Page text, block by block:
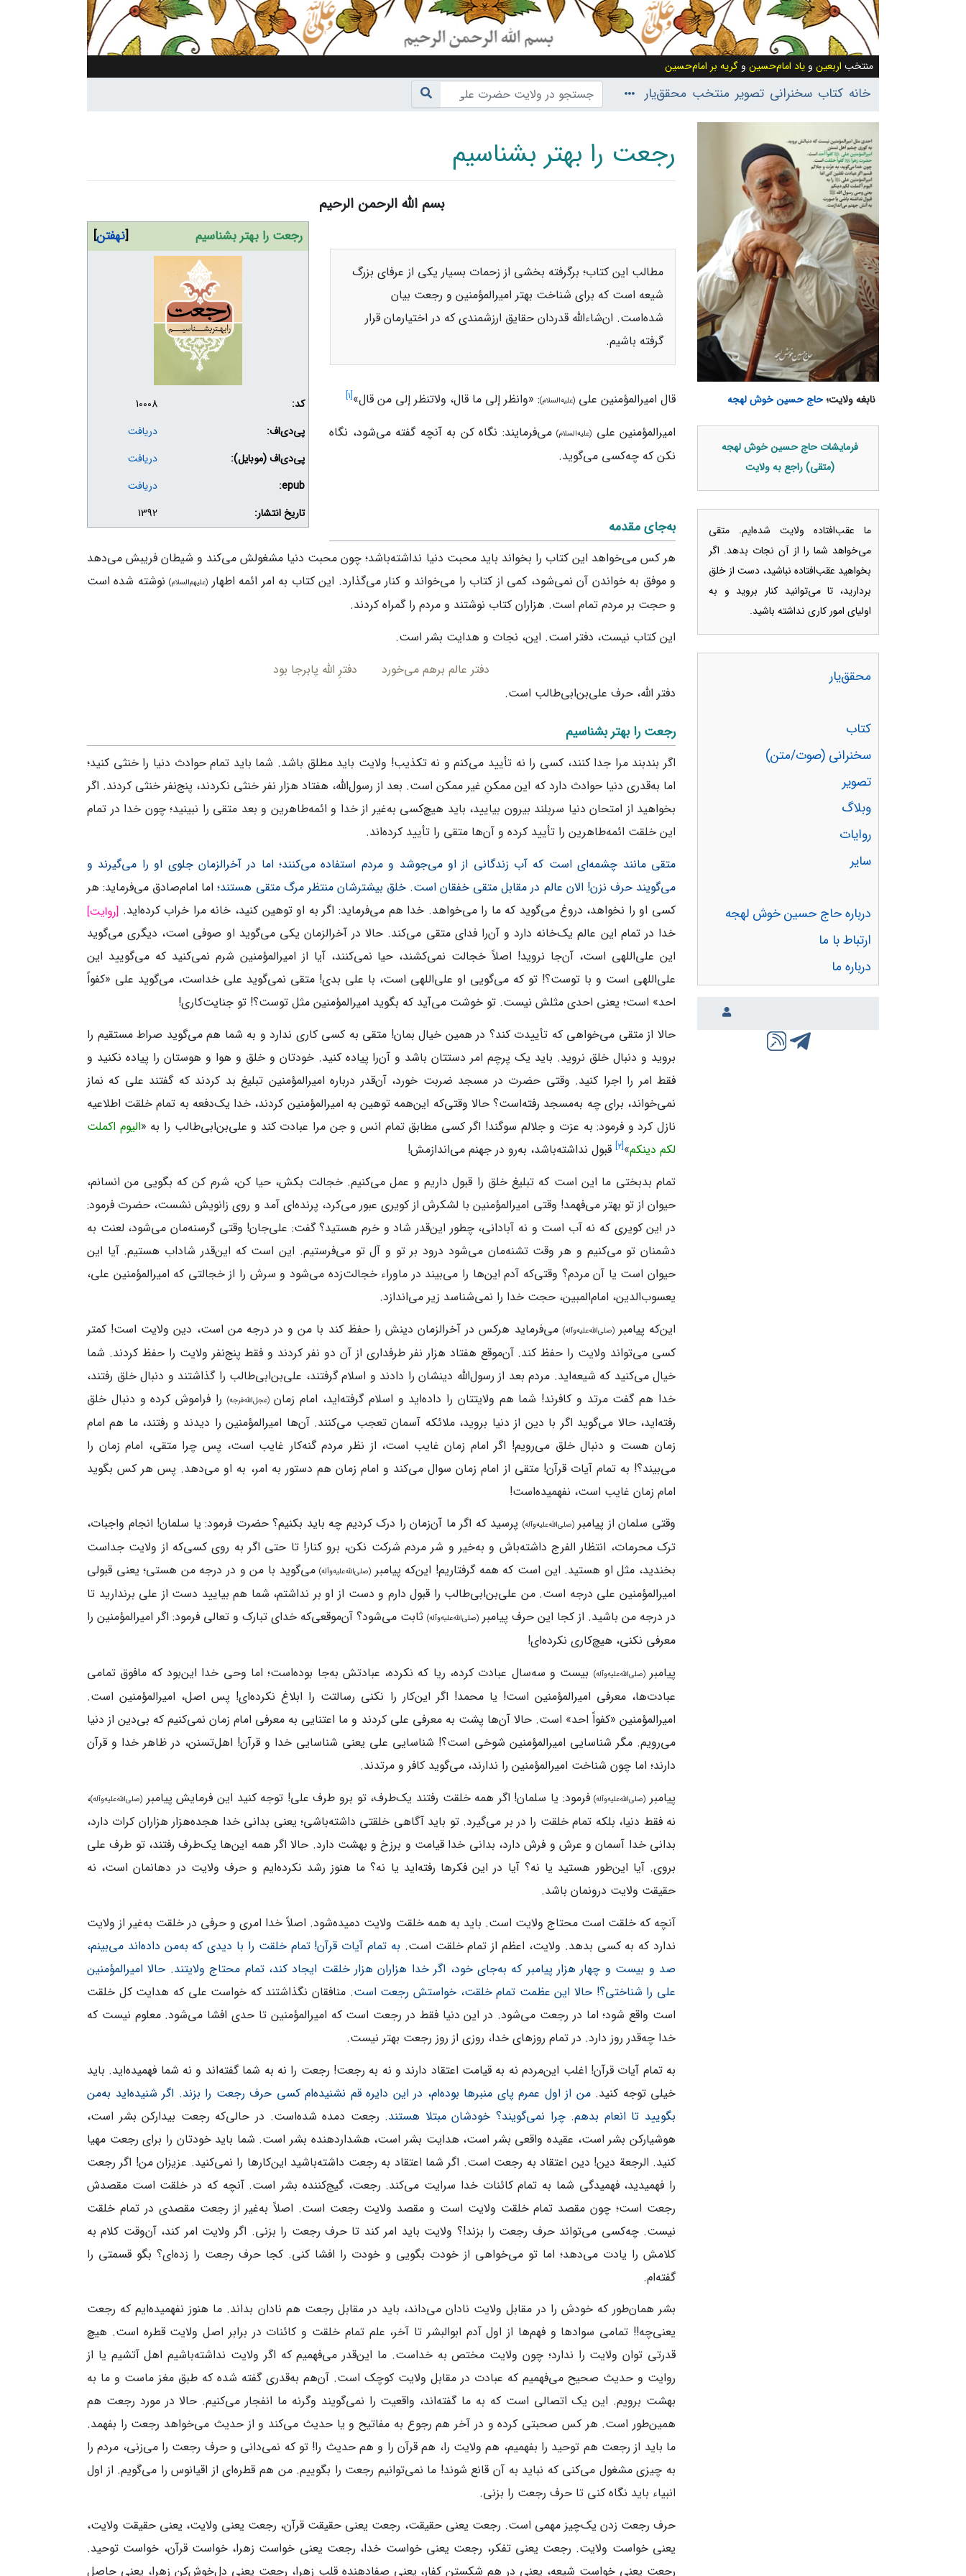
منتخب اربعین و یاد امام‌حسین و گریه بر امام‌حسین
خانه کتاب سخنرانی تصویر منتخب محقق‌یار
رجعت را بهتر بشناسیم
بسم الله الرحمن الرحیم
نهفتن رجعت را بهتر بشناسیم
کد:
10008
پی‌دی‌اف:
دریافت
پی‌دی‌اف (موبایل):
دریافت
epub:
دریافت
تاریخ انتشار:
1392
مطالب این کتاب؛ برگرفته بخشی از زحمات بسیار یکی از عرفای بزرگ
شیعه است که برای شناخت بهتر امیرالمؤمنین و رجعت بیان
شده‌است. ان‌شاءالله قدردان حقایق ارزشمندی که در اختیارمان قرار
گرفته باشیم.
قال امیرالمؤمنین علی (علیه‌السلام): «وانظر إلی ما قال، ولاتنظر إلی من قال»[۱]
امیرالمؤمنین علی (علیه‌السلام)می‌فرمایند: نگاه کن به آنچه گفته می‌شود، نگاه
نکن که چه‌کسی می‌گوید.
به‌جای مقدمه
هر کس می‌خواهد این کتاب را بخواند باید محبت دنیا نداشته‌باشد؛ چون محبت دنیا مشغولش می‌کند و شیطان فریبش می‌دهد
و موفق به خواندن آن نمی‌شود، کمی از کتاب را می‌خواند و کنار می‌گذارد. این کتاب به امر ائمه اطهار (علیهم‌السلام)نوشته شده است
و حجت بر مردم تمام است. هزاران کتاب نوشتند و مردم را گمراه کردند.
این کتاب نیست، دفتر است. این، نجات و هدایت بشر است.
دفتر عالم برهم می‌خورد
دفترِ الله پابرجا بود
دفتر الله، حرف علی‌بن‌ابی‌طالب است.
رجعت را بهتر بشناسیم
اگر بندبند مرا جدا کنند، کسی را نه تأیید می‌کنم و نه تکذیب! ولایت باید مطلق باشد. شما باید تمام حوادث دنیا را خنثی کنید؛
اما به‌قدری دنیا حوادث دارد که این ممکنِ غیر ممکن است. بعد از رسول‌الله، هفتاد هزار نفر خنثی نکردند، پنج‌نفر خنثی کردند. اگر
بخواهید از امتحان دنیا سربلند بیرون بیایید، باید هیچ‌کسی به‌غیر از خدا و ائمه‌طاهرین و بعد متقی را نبینید؛ چون خدا در تمام
این خلقت ائمه‌طاهرین را تأیید کرده و آن‌ها متقی را تأیید کرده‌اند.
متقی مانند چشمه‌ای است که آب زندگانی از او می‌جوشد و مردم استفاده می‌کنند؛ اما در آخرالزمان جلوی او را می‌گیرند و
می‌گویند حرف نزن! الان عالم در مقابل متقی خفقان است. خلق بیشترشان منتظر مرگ متقی هستند؛اما امام‌صادق می‌فرماید: هر
کسی او را نخواهد، دروغ می‌گوید که ما را می‌خواهد. خدا هم می‌فرماید: اگر به او توهین کنید، خانه مرا خراب کرده‌اید.
خدا در تمام این عالم یک‌خانه دارد و آن‌را فدای متقی می‌کند. حالا در آخرالزمان یکی می‌گوید او صوفی است، دیگری می‌گوید
این علی‌اللهی است، آن‌جا نروید! اصلاً خجالت نمی‌کشند، حیا نمی‌کنند، آیا از امیرالمؤمنین شرم نمی‌کنید که می‌گویید این
علی‌اللهی است و با توست؟! تو که می‌گویی او علی‌اللهی است، با علی بدی! متقی نمی‌گوید علی خداست، می‌گوید علی «کفواً
احد» است؛ یعنی احدی مثلش نیست. تو خوشت می‌آید که بگوید امیرالمؤمنین مثل توست؟! تو جنایت‌کاری!
حالا از متقی می‌خواهی که تأییدت کند؟ در همین خیال بمان! متقی به کسی کاری ندارد و به شما هم می‌گوید صراط مستقیم را
بروید و دنبال خلق نروید. باید یک پرچم امر دستتان باشد و آن‌را پیاده کنید. خودتان و خلق و هوا و هوستان را پیاده نکنید و
فقط امر را اجرا کنید. وقتی حضرت در مسجد ضربت خورد، آن‌قدر درباره امیرالمؤمنین تبلیغ بد کردند که گفتند علی که نماز
نمی‌خواند، برای چه به‌مسجد رفته‌است؟ حالا وقتی‌که این‌همه توهین به امیرالمؤمنین کردند، خدا یک‌دفعه به تمام خلقت اطلاعیه
نازل کرد و فرمود: به عزت و جلالم سوگند! اگر کسی مطابق تمام انس و جن مرا عبادت کند و علی‌بن‌ابی‌طالب را به «الیوم اکملت
لکم دینکم»
[۲] قبول نداشته‌باشد، به‌رو در جهنم می‌اندازمش!
تمام بدبختی ما این است که تبلیغ خلق را قبول داریم و عمل می‌کنیم. خجالت بکش، حیا کن، شرم کن که بگویی من انسانم،
حیوان از تو بهتر می‌فهمد! وقتی امیرالمؤمنین با لشکرش از کویری عبور می‌کرد، پرنده‌ای آمد و روی زانویش نشست، حضرت فرمود:
در این کویری که نه آب است و نه آبادانی، چطور این‌قدر شاد و خرم هستید؟ گفت: علی‌جان! وقتی گرسنه‌مان می‌شود، لعنت به
دشمنان تو می‌کنیم و هر وقت تشنه‌مان می‌شود درود بر تو و آل تو می‌فرستیم. این است که این‌قدر شاداب هستیم. آیا این
حیوان است یا آن مردم؟ وقتی‌که آدم این‌ها را می‌بیند در ماوراء خجالت‌زده می‌شود و سرش را از خجالتی که امیرالمؤمنین علی،
یعسوب‌الدین، امام‌المبین، حجت خدا را نمی‌شناسد زیر می‌اندازد.
این‌که پیامبر(صلی‌الله‌علیه‌وآله) می‌فرماید هرکس در آخرالزمان دینش را حفظ کند با من و در درجه من است، دین ولایت است! کمتر
کسی می‌تواند ولایت را حفظ کند. آن‌موقع هفتاد هزار نفر طرفداری از آن دو نفر کردند و فقط پنج‌نفر ولایت را حفظ کردند. شما
خیال می‌کنید که شیعه‌اید. مردم بعد از رسول‌الله دینشان را دادند و اسلام گرفتند، علی‌بن‌ابی‌طالب را گذاشتند و دنبال خلق رفتند،
خدا هم گفت مرتد و کافرند! شما هم ولایتتان را داده‌اید و اسلام گرفته‌اید، امام زمان(عجل‌الله‌فرجه) را فراموش کرده و دنبال خلق
رفته‌اید، حالا می‌گوید اگر با دین از دنیا بروید، ملائکه آسمان تعجب می‌کنند. آن‌ها امیرالمؤمنین را دیدند و رفتند، ما هم امام
زمان هست و دنبال خلق می‌رویم! اگر امام زمان غایب است، از نظر مردم گنه‌کار غایب است، پس چرا متقی، امام زمان را
می‌بیند؟! به تمام آیات قرآن! متقی از امام زمان سوال می‌کند و امام زمان هم دستور به امر، به او می‌دهد. پس هر کس بگوید
امام زمان غایب است، نفهمیده‌است!
وقتی سلمان از پیامبر(صلی‌الله‌علیه‌وآله) پرسید که اگر ما آن‌زمان را درک کردیم چه باید بکنیم؟ حضرت فرمود: یا سلمان! انجام واجبات،
ترک محرمات، انتظار الفرج داشته‌باش و به‌خیر و شر مردم شرکت نکن، برو کنار! تا حتی اگر به روی کسی‌که از ولایت جداست
بخندید، مثل او هستید. این است که همه گرفتاریم! این‌که پیامبر (صلی‌الله‌علیه‌وآله)می‌گوید با من و در درجه من هستی؛ یعنی قبولی
امیرالمؤمنین علی درجه است. من علی‌بن‌ابی‌طالب را قبول دارم و دست از او بر نداشتم، شما هم بیایید دست از علی برندارید تا
در درجه من باشید. از کجا این حرف پیامبر (صلی‌الله‌علیه‌وآله) ثابت می‌شود؟ آن‌موقعی‌که خدای تبارک و تعالی فرمود: اگر امیرالمؤمنین را
معرفی نکنی، هیچ‌کاری نکرده‌ای!
پیامبر(صلی‌الله‌علیه‌وآله) بیست و سه‌سال عبادت کرده، ریا که نکرده، عبادتش به‌جا بوده‌است؛ اما وحی خدا این‌بود که مافوق تمامی
عبادت‌ها، معرفی امیرالمؤمنین است! یا محمد! اگر این‌کار را نکنی رسالتت را ابلاغ نکرده‌ای! پس اصل، امیرالمؤمنین است.
امیرالمؤمنین «کفواً احد» است. حالا آن‌ها پشت به معرفی علی کردند و ما اعتنایی به معرفی امام زمان نمی‌کنیم که بی‌دین از دنیا
می‌رویم. مگر شناسایی امیرالمؤمنین شوخی است؟! شناسایی علی یعنی شناسایی خدا و قرآن! اهل‌تسنن، در ظاهر خدا و قرآن
دارند؛ اما چون شناخت امیرالمؤمنین را ندارند، می‌گوید کافر و مرتدند.
پیامبر (صلی‌الله‌علیه‌وآله)فرمود: یا سلمان! اگر همه خلقت رفتند یک‌طرف، تو برو طرف علی! توجه کنید این فرمایش پیامبر (صلی‌الله‌علیه‌وآله)،
نه فقط دنیا، بلکه تمام خلقت را در بر می‌گیرد. تو باید آگاهی خلقتی داشته‌باشی؛ یعنی بدانی خدا هجده‌هزار هزاران کرات دارد،
بدانی خدا آسمان و عرش و فرش دارد، بدانی خدا قیامت و برزخ و بهشت دارد. حالا اگر همه این‌ها یک‌طرف رفتند، تو طرف علی
بروی. آیا این‌طور هستید یا نه؟ آیا در این فکرها رفته‌اید یا نه؟ ما هنوز رشد نکرده‌ایم و حرف ولایت در دهانمان است، نه
حقیقت ولایت درونمان باشد.
آنچه که خلقت است محتاج ولایت است. باید به همه خلقت ولایت دمیده‌شود. اصلاً خدا امری و حرفی در خلقت به‌غیر از ولایت
ندارد که به کسی بدهد. ولایت، اعظم از تمام خلقت است. به تمام آیات قرآن! تمام خلقت را با دیدی که به‌من داده‌اند می‌بینم،
صد و بیست و چهار هزار پیامبر که به‌جای خود، اگر خدا هزاران هزار خلقت ایجاد کند، تمام محتاج ولایتند. حالا امیرالمؤمنین
علی را شناختی؟! حالا این عظمت تمام خلقت، خواستش رجعت است. منافقان نگذاشتند که خواست علی که هدایت کل خلقت
است واقع شود؛ اما در رجعت می‌شود. در این دنیا فقط در رجعت است که امیرالمؤمنین تا حدی افشا می‌شود. معلوم نیست که
خدا چه‌قدر روز دارد. در تمام روزهای خدا، روزی از روز رجعت بهتر نیست.
به تمام آیات قرآن! اغلب این‌مردم نه به قیامت اعتقاد دارند و نه به رجعت! رجعت را نه به شما گفته‌اند و نه شما فهمیده‌اید. باید
خیلی توجه کنید.من از اول عمرم پای منبرها بوده‌ام، در این دایره قم نشنیده‌ام کسی حرف رجعت را بزند. اگر شنیده‌اید به‌من
بگویید تا انعام بدهم. چرا نمی‌گویند؟ خودشان مبتلا هستند. رجعت دمده شده‌است. در حالی‌که رجعت بیدارکن بشر است،
هوشیارکن بشر است، عقیده واقعی بشر است، هدایت بشر است، هشداردهنده بشر است. شما باید خودتان را برای رجعت مهیا
کنید. الرجعة دین! دین اعتقاد به رجعت است. اگر شما اعتقاد به رجعت داشته‌باشید این‌کارها را نمی‌کنید. عزیزان من! اگر رجعت
را فهمیدید، فهمیدگی شما به تمام کائنات خدا سرایت می‌کند. رجعت، گیج‌کننده بشر است. آنچه که در خلقت است مقصدش
رجعت است؛ چون مقصد تمام خلقت ولایت است و مقصد ولایت رجعت است. اصلاً به‌غیر از رجعت مقصدی در تمام خلقت
نیست. چه‌کسی می‌تواند حرف رجعت را بزند!؟ ولایت باید امر کند تا حرف رجعت را بزنی. اگر ولایت امر کند، آن‌وقت کلام به
کلامش را یادت می‌دهد؛ اما تو می‌خواهی از خودت بگویی و خودت را افشا کنی. کجا حرف رجعت را زده‌ای؟ بگو قسمتی را
گفته‌ام.
بشر همان‌طور که خودش را در مقابل ولایت نادان می‌داند، باید در مقابل رجعت هم نادان بداند. ما هنوز نفهمیده‌ایم که رجعت
یعنی‌چه!! تمامی سوادها و فهم‌ها از اول آدم ابوالبشر تا آخر، علم تمام خلقت و کائنات در برابر اصل ولایت قطره است. هیچ
قدرتی توان ولایت را ندارد؛ چون ولایت مختص به خداست. ما این‌قدر می‌فهمیم که اگر ولایت نداشته‌باشیم اهل آتشیم یا از
روایت و حدیث صحیح می‌فهمیم که عبادت در مقابل ولایت کوچک است. آن‌هم به‌قدری گفته شده که طبق مغز ماست و ما به
بهشت برویم. این یک اتصالی است که به ما گفته‌اند، واقعیت را نمی‌گویند وگرنه ما انفجار می‌کنیم. حالا در مورد رجعت هم
همین‌طور است. هر کس صحبتی کرده و در آخر هم رجوع به مفاتیح و یا حدیث می‌کند و از حدیث می‌خواهد رجعت را بفهمد.
ما باید از رجعت هم توحید را بفهمیم، هم ولایت را، هم قرآن را و هم حدیث را! تو که نمی‌دانی و حرف رجعت را می‌زنی، مردم را
به چیزی مشغول می‌کنی که نباید به آن قانع شوند! ما نمی‌توانیم رجعت را بگوییم. من هم قطره‌ای از اقیانوس را می‌گویم. از اول
انبیاء باید نگاه کنی تا حرف رجعت را بزنی.
حرف رجعت زدن یک‌چیز مهمی است. رجعت یعنی حقیقت، رجعت یعنی حقیقت قرآن، رجعت یعنی ولایت، یعنی حقیقت ولایت،
یعنی خواست ولایت. رجعت یعنی تفکر، رجعت یعنی خواست خدا، رجعت یعنی خواست زهرا، خواست قرآن، خواست توحید.
رجعت یعنی خواست شیعه، یعنی در هم شکستن کفار، یعنی صفادهنده قلب زهرا، رجعت یعنی دل‌خوش‌کن زهرا، یعنی حاصل
نابغه ولایت؛حاج حسین خوش لهجه
فرمایشات حاج حسین خوش لهجه
(متقی) راجع به ولایت
ما عقب‌افتاده ولایت شده‌ایم. متقی
می‌خواهد شما را از آن نجات بدهد. اگر
بخواهید عقب‌افتاده نباشید، دست از خلق
بردارید، تا می‌توانید کنار بروید و به
اولیای امور کاری نداشته باشید.
محقق‌یار
کتاب
سخنرانی (صوت/متن)
تصویر
وبلاگ
روایات
سایر
درباره حاج حسین خوش لهجه
ارتباط با ما
درباره ما